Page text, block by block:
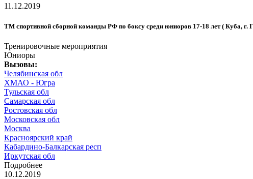
11.12.2019
ТМ спортивной сборной команды РФ по боксу среди юниоров 17-18 лет ( Куба, г.
Тренировочные мероприятия
Юниоры
Вызовы:
Челябинская обл
ХМАО - Югра
Тульская обл
Самарская обл
Ростовская обл
Московская обл
Москва
Красноярский край
Кабардино-Балкарская респ
Иркутская обл
Подробнее
10.12.2019